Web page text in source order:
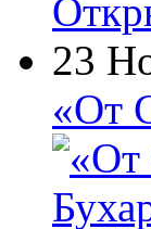
23
«От